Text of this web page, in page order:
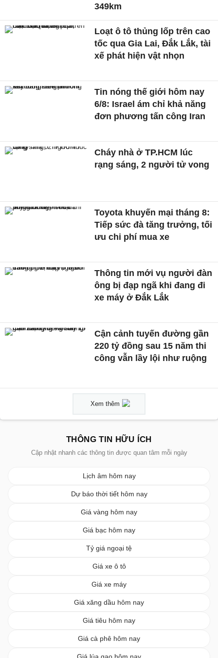
349km
Loạt ô tô thủng lốp trên cao
tốc qua Gia Lai, Đắk Lắk, tài
xế phát hiện vật nhọn
Tin nóng thế giới hôm nay
6/8: Israel ám chỉ khả năng
đơn phương tấn công Iran
Cháy nhà ở TP.HCM lúc
rạng sáng, 2 người tử vong
Toyota khuyến mại tháng 8:
Tiếp sức đà tăng trưởng, tối
ưu chi phí mua xe
Thông tin mới vụ người đàn
ông bị đạp ngã khi đang đi
xe máy ở Đắk Lắk
Cận cảnh tuyến đường gần
220 tỷ đồng sau 15 năm thi
công vẫn lầy lội như ruộng
Xem thêm
THÔNG TIN HỮU ÍCH
Cập nhật nhanh các thông tin được quan tâm mỗi ngày
Lịch âm hôm nay
Dự báo thời tiết hôm nay
Giá vàng hôm nay
Giá bạc hôm nay
Tỷ giá ngoại tệ
Giá xe ô tô
Giá xe máy
Giá xăng dầu hôm nay
Giá tiêu hôm nay
Giá cà phê hôm nay
Giá lúa gạo hôm nay